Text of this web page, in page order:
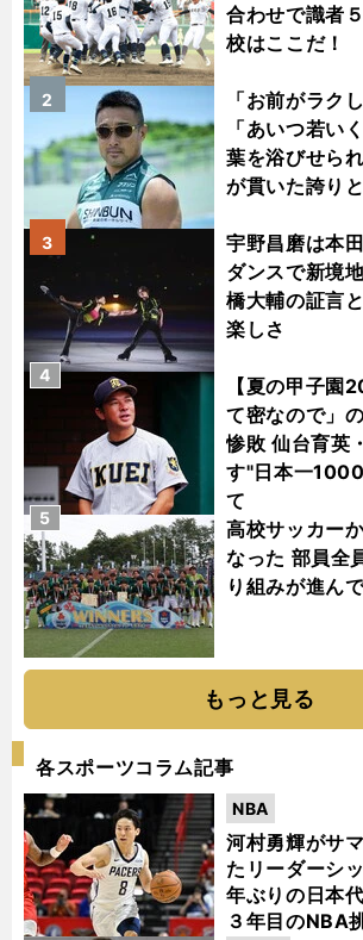
合わせで識者
校はここだ！
「お前がラク
「あいつ若い
葉を浴びせら
が貫いた誇り
2
宇野昌磨は本
ダンスで新境
橋大輔の証言
楽しさ
3
【夏の甲子園
て密なので」
惨敗 仙台育英
す"日本一
て
4
高校サッカー
なった 部員全
り組みが進ん
5
もっと見る
各スポーツコラム記事
河村勇輝がサ
たリーダーシ
年ぶりの日本
３年目のNBA
NBA